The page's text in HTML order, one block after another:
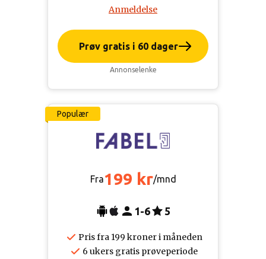
Anmeldelse
Prøv gratis i 60 dager
Annonselenke
Populær
Fra199 kr/mnd
1-6 5
Pris fra 199 kroner i måneden
6 ukers gratis prøveperiode